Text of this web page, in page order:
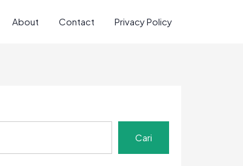
About Contact Privacy Policy
Cari